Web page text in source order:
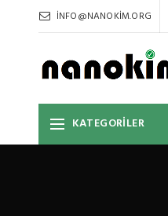
INFO@NANOKIM.ORG
KATEGORİLER